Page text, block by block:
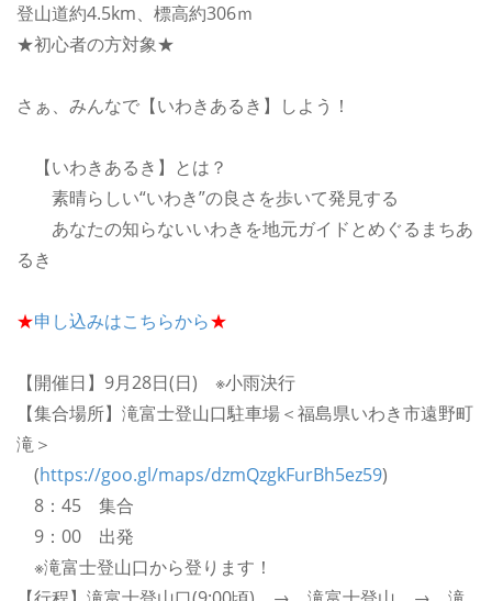
登山道約4.5km、標高約306ｍ
★初心者の方対象★
さぁ、みんなで【いわきあるき】しよう！
【いわきあるき】とは？
素晴らしい“いわき”の良さを歩いて発見する
あなたの知らないいわきを地元ガイドとめぐるまちあ
るき
★申し込みはこちらから★
【開催日】9月28日(日) ※小雨決行
【集合場所】滝富士登山口駐車場＜福島県いわき市遠野町
滝＞
(https://goo.gl/maps/dzmQzgkFurBh5ez59)
8：45 集合
9：00 出発
※滝富士登山口から登ります！